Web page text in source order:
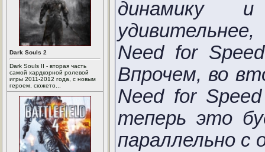
Dark Souls 2
Dark Souls II - вторая часть
самой хардкорной ролевой
игры 2011-2012 года, с новым
героем, сюжето...
динамику
Need for
Впрочем, во
Need for
теперь это
параллельно с